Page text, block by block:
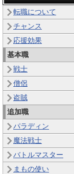
転職について
チャンス
応援効果
基本職
戦士
僧侶
盗賊
追加職
パラディン
魔法戦士
バトルマスター
まもの使い